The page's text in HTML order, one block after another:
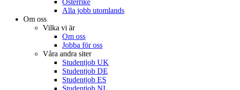
Österrike
Alla jobb utomlands
Om oss
Vilka vi är
Om oss
Jobba för oss
Våra andra siter
Studentjob UK
Studentjob DE
Studentjob ES
Studentjob NL